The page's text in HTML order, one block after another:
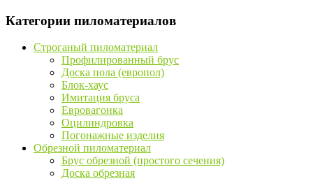
Категории пиломатериалов
Строганый пиломатериал
Профилированный брус
Доска пола (европол)
Блок-хаус
Имитация бруса
Евровагонка
Оцилиндровка
Погонажные изделия
Обрезной пиломатериал
Брус обрезной (простого сечения)
Доска обрезная